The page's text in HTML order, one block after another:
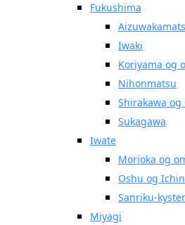
Fukushima
Iwaki
Koriyama og
Nihonmatsu
Shirakawa og
Sukagawa
Iwate
Morioka og
Oshu og
Sanriku-
Miyagi